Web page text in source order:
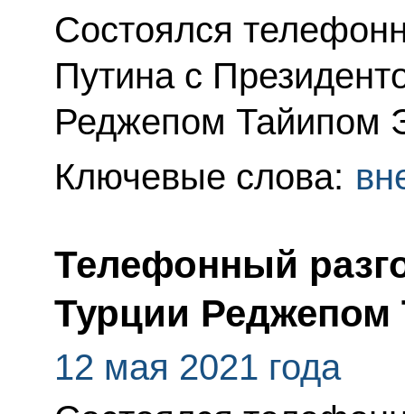
Состоялся
Путина с
Реджепом Тайипом
Ключевые слова:
Телефонный
Турции
12 мая 2021 года